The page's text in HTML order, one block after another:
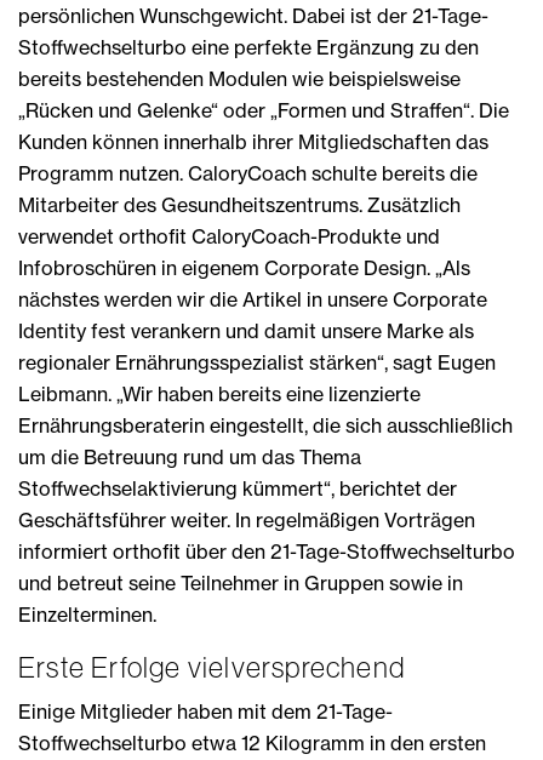
persönlichen Wunschgewicht. Dabei ist der 21-Tage-
Stoffwechselturbo eine perfekte Ergänzung zu den
bereits bestehenden Modulen wie beispielsweise
„Rücken und Gelenke“ oder „Formen und Straffen“. Die
Kunden können innerhalb ihrer Mitgliedschaften das
Programm nutzen. CaloryCoach schulte bereits die
Mitarbeiter des Gesundheitszentrums. Zusätzlich
verwendet orthofit CaloryCoach-Produkte und
Infobroschüren in eigenem Corporate Design. „Als
nächstes werden wir die Artikel in unsere Corporate
Identity fest verankern und damit unsere Marke als
regionaler Ernährungsspezialist stärken“, sagt Eugen
Leibmann. „Wir haben bereits eine lizenzierte
Ernährungsberaterin eingestellt, die sich ausschließlich
um die Betreuung rund um das Thema
Stoffwechselaktivierung kümmert“, berichtet der
Geschäftsführer weiter. In regelmäßigen Vorträgen
informiert orthofit über den 21-Tage-Stoffwechselturbo
und betreut seine Teilnehmer in Gruppen sowie in
Einzelterminen.
Erste Erfolge vielversprechend
Einige Mitglieder haben mit dem 21-Tage-
Stoffwechselturbo etwa 12 Kilogramm in den ersten